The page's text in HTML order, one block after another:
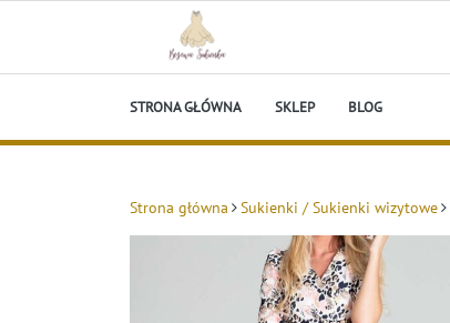
Beżowa Sukienka
STRONA GŁÓWNA SKLEP BLOG
Strona główna Sukienki / Sukienki wizytowe